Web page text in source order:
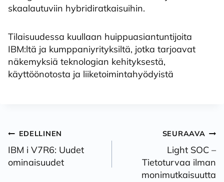
skaalautuviin hybridiratkaisuihin.
Tilaisuudessa kuullaan huippuasiantuntijoita
IBM:ltä ja kumppaniyrityksiltä, jotka tarjoavat
näkemyksiä teknologian kehityksestä,
käyttöönotosta ja liiketoimintahyödyistä
Artikkelien
selaus
EDELLINEN
IBM i V7R6: Uudet
ominaisuudet
SEURAAVA
Light SOC –
Tietoturvaa ilman
monimutkaisuutta